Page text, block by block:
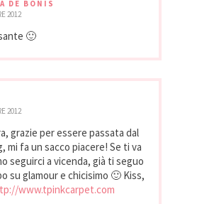
DE BONIS
2012
🙂
2012
grazie per essere passata dal
mi fa un sacco piacere! Se ti va
seguirci a vicenda, già ti seguo
su glamour e chicisimo 🙂 Kiss,
www.tpinkcarpet.com